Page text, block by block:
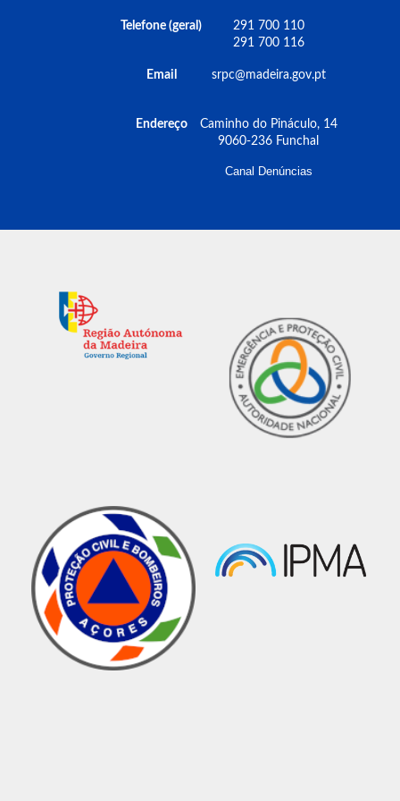
sua presença!
𝗣𝗿𝗼𝘁𝗲𝗰̧𝗮̃𝗼 𝗖𝗶𝘃𝗶𝗹 𝗿𝗲𝗰𝗲𝗯𝗲 𝘂𝘁𝗲𝗻𝘁𝗲𝘀
𝗱𝗼 𝗖𝗲𝗻𝘁𝗿𝗼 𝗖𝗼𝗺𝘂𝗻𝗶𝘁𝗮́𝗿𝗶𝗼 𝗱𝗲 𝗦𝗮̃𝗼
𝗠𝗮𝗿𝘁𝗶𝗻𝗵𝗼
No dia 13 de fevereiro de 2025, o Serviço
Regional de Proteção Civil, IP-RAM, acolheu
uma visita de utentes do Centro Comunitário
diferentes dimensões do sistema de proteção e
socorro da Região Autónoma da Madeira,
sendo esta prática fundamental para promover
uma cultura de segurança, preparar a
comunidade para agir de forma eficaz em
situações de emergência e conhecer melhor o
funcionamento do SRPC, IP-RAM.
#procivmadeira
Telefone (geral)
Email
Endereço
291 700 110
291 700 116
srpc@madeira.gov.pt
Caminho do Pináculo, 14
9060-236 Funchal
Canal Denúncias